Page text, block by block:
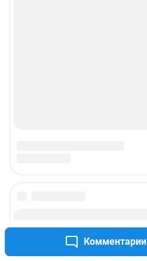
Комментарии
Сообщить новость